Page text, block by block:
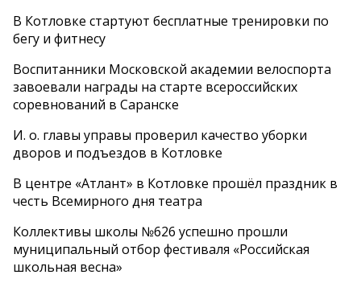
В Котловке стартуют бесплатные тренировки по
бегу и фитнесу
Воспитанники Московской академии велоспорта
завоевали награды на старте всероссийских
соревнований в Саранске
И. о. главы управы проверил качество уборки
дворов и подъездов в Котловке
В центре «Атлант» в Котловке прошёл праздник в
честь Всемирного дня театра
Коллективы школы №626 успешно прошли
муниципальный отбор фестиваля «Российская
школьная весна»